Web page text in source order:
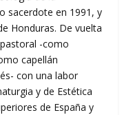
sacerdote en 1991, y
Honduras. De vuelta
-como
capellán
con una labor
y de Estética
de España y